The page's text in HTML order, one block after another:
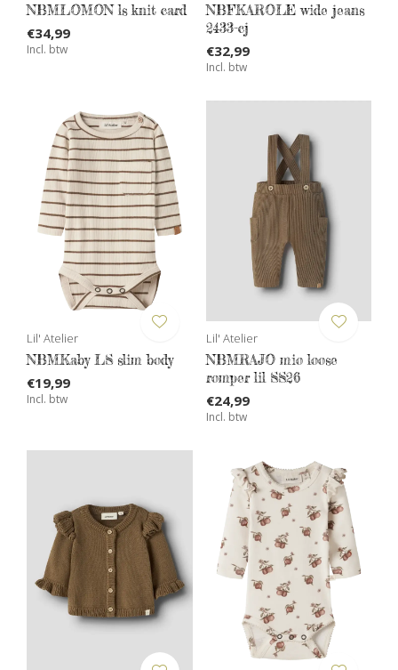
NBMLOMON ls knit card
€34,99
Incl. btw
NBFKAROLE wide jeans
2433-cj
€32,99
Incl. btw
Lil' Atelier
NBMKaby LS slim body
€19,99
Incl. btw
Lil' Atelier
NBMRAJO mio loose
romper lil SS26
€24,99
Incl. btw